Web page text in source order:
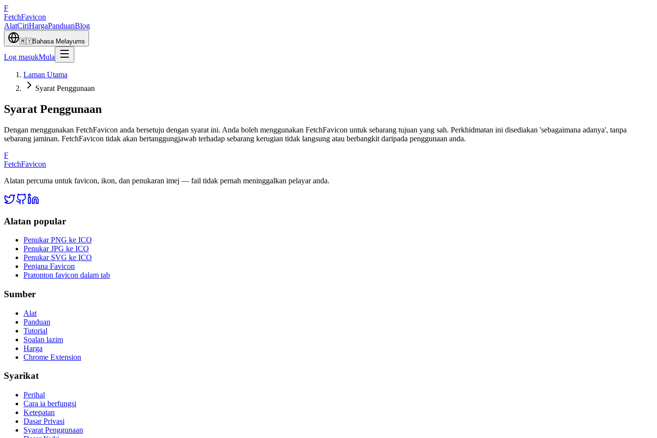
F
FetchFavicon
AlatCiriHargaPanduanBlog
🇲🇾Bahasa Melayums
Log masukMula
Laman Utama
Syarat Penggunaan
Syarat Penggunaan
Dengan menggunakan FetchFavicon anda bersetuju dengan syarat ini. Anda boleh menggunakan FetchFavicon untuk sebarang tujuan yang sah. Perkhidmatan ini disediakan 'sebagaimana adanya', tanpa
sebarang jaminan. FetchFavicon tidak akan bertanggungjawab terhadap sebarang kerugian tidak langsung atau berbangkit daripada penggunaan anda.
F
FetchFavicon
Alatan percuma untuk favicon, ikon, dan penukaran imej — fail tidak pernah meninggalkan pelayar anda.
Alatan popular
Penukar PNG ke ICO
Penukar JPG ke ICO
Penukar SVG ke ICO
Penjana Favicon
Pratonton favicon dalam tab
Sumber
Alat
Panduan
Tutorial
Soalan lazim
Harga
Chrome Extension
Syarikat
Perihal
Cara ia berfungsi
Ketepatan
Dasar Privasi
Syarat Penggunaan